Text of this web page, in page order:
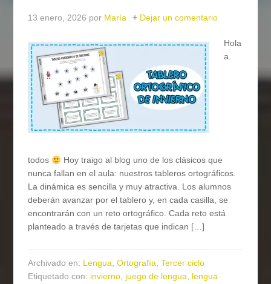
13 enero, 2026 por María Dejar un comentario
Hola
a
todos
Hoy traigo al blog uno de los clásicos que
nunca fallan en el aula: nuestros tableros ortográficos.
La dinámica es sencilla y muy atractiva. Los alumnos
deberán avanzar por el tablero y, en cada casilla, se
encontrarán con un reto ortográfico. Cada reto está
planteado a través de tarjetas que indican […]
Archivado en: Lengua,Ortografía,Tercer ciclo
Etiquetado con: invierno, juego de lengua, lengua